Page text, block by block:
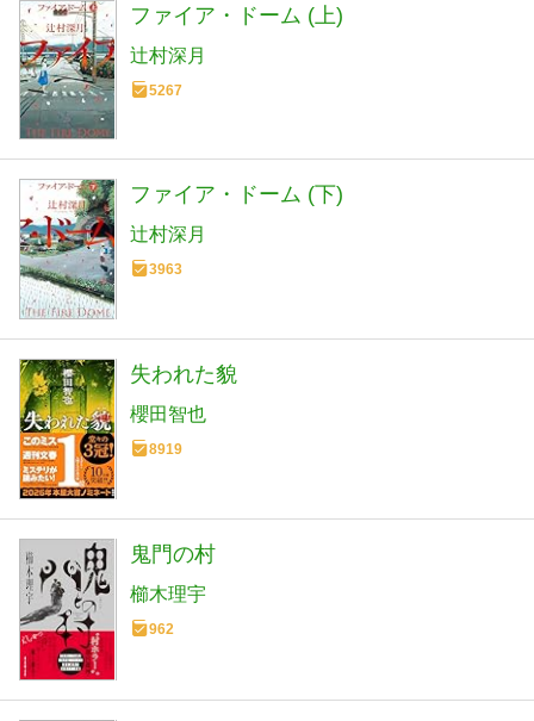
ファイア・ドーム (上)
辻村深月
5267
ファイア・ドーム (下)
辻村深月
3963
失われた貌
櫻田智也
8919
鬼門の村
櫛木理宇
962